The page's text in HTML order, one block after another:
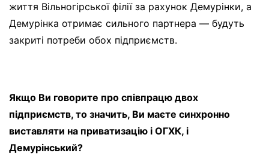
життя Вільногірської філії за рахунок Демурінки, а
Демурінка отримає сильного партнера — будуть
закриті потреби обох підприємств.
Якщо Ви говорите про співпрацю двох
підприємств, то значить, Ви маєте синхронно
виставляти на приватизацію і ОГХК, і
Демурінський?